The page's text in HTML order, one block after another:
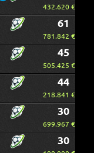
432.620 €
61
781.842 €
45
505.425 €
44
218.841 €
30
699.967 €
30